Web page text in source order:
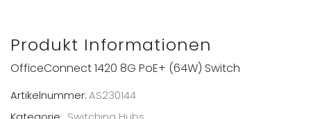
Produkt Informationen
OfficeConnect 1420 8G PoE+ (64W) Switch
Artikelnummer:AS230144